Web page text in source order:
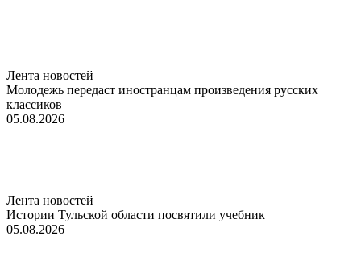
Лента новостей
Молодежь передаст иностранцам произведения русских
классиков
05.08.2026
Лента новостей
Истории Тульской области посвятили учебник
05.08.2026